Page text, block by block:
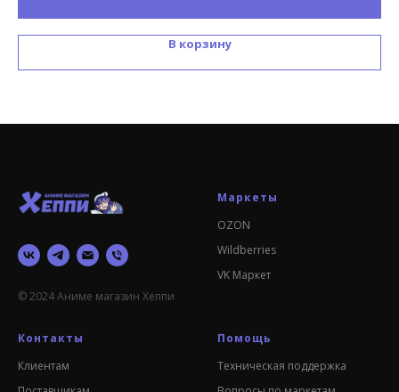
В корзину
© 2024 Аниме магазин Хеппи
Маркеты
OZON
Wildberries
VK Маркет
Контакты
Клиентам
Помощь
Техническая поддержка